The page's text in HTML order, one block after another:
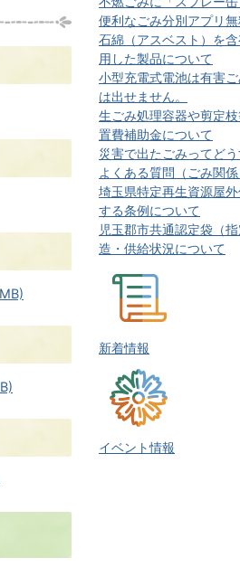
便利なごみ分別アプリ無
石綿（アスベスト）を
用した製品について
小型充電式電池は有害
は出せません。
生ごみ処理容器や剪定
置費補助金について
災害で出たごみってど
よくある質問（ごみ関係
埼玉県特定再生資源屋
する条例について
児玉郡市共通認定袋（
造・供給状況について
新着情報
イベント情報